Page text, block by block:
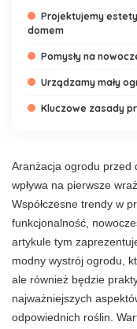
Projektujemy
domem
Pomysły na
Urządzamy mały
Kluczowe zasady
Aranżacja ogrodu przed
wpływa na pierwsze
Współczesne trendy w
funkcjonalność,
artykule tym
modny wystrój ogrodu,
ale również będzie
najważniejszych
odpowiednich roślin.